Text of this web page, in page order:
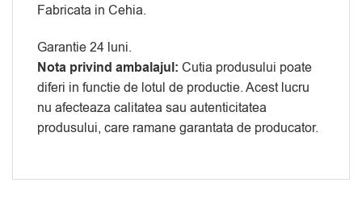
Fabricata in Cehia.
Garantie 24 luni.
Nota privind ambalajul: Cutia produsului poate
diferi in functie de lotul de productie. Acest lucru
nu afecteaza calitatea sau autenticitatea
produsului, care ramane garantata de producator.